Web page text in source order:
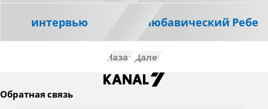
интервью Любавический Ребе
Назад Далее
Обратная связь